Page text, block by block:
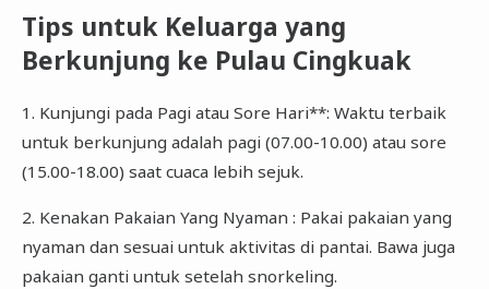
Tips untuk Keluarga yang
Berkunjung ke Pulau Cingkuak
1. Kunjungi pada Pagi atau Sore Hari**: Waktu terbaik
untuk berkunjung adalah pagi (07.00-10.00) atau sore
(15.00-18.00) saat cuaca lebih sejuk.
2. Kenakan Pakaian Yang Nyaman : Pakai pakaian yang
nyaman dan sesuai untuk aktivitas di pantai. Bawa juga
pakaian ganti untuk setelah snorkeling.